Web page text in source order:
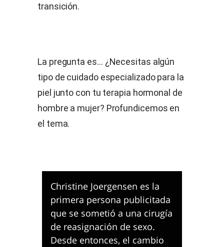
transición.
La pregunta es… ¿Necesitas algún
tipo de cuidado especializado para la
piel junto con tu terapia hormonal de
hombre a mujer? Profundicemos en
el tema.
Christine Joergensen es la
primera persona publicitada
que se sometió a una cirugía
de reasignación de sexo.
Desde entonces, el cambio